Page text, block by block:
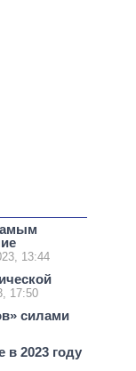
13:44
17:50
силами
2023 году